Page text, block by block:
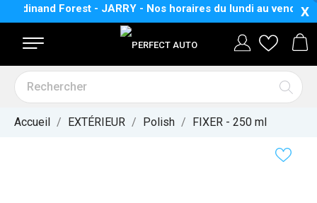
Forest - JARRY - Nos horairesdu lundi au vendredi :
X
Accueil EXTÉRIEUR Polish FIXER - 250 ml